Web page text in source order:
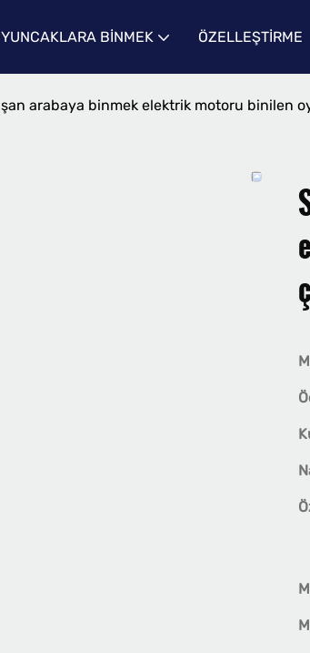
BINMEK ÖZELLEŞTIRME
arabaya binmek elektrik motoru binilen